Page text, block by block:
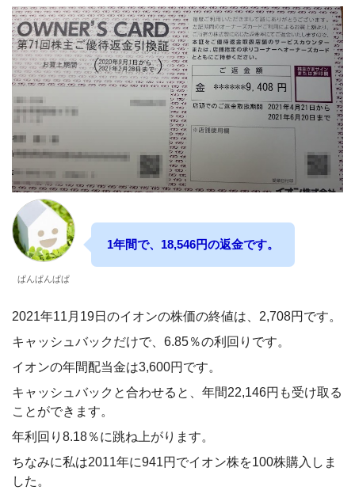
ぱんぱんぱぱ
1年間で、18,546円の返金です。
2021年11月19日のイオンの株価の終値は、2,708円です。
キャッシュバックだけで、6.85％の利回りです。
イオンの年間配当金は3,600円です。
キャッシュバックと合わせると、年間22,146円も受け取る
ことができます。
年利回り8.18％に跳ね上がります。
ちなみに私は2011年に941円でイオン株を100株購入しま
した。